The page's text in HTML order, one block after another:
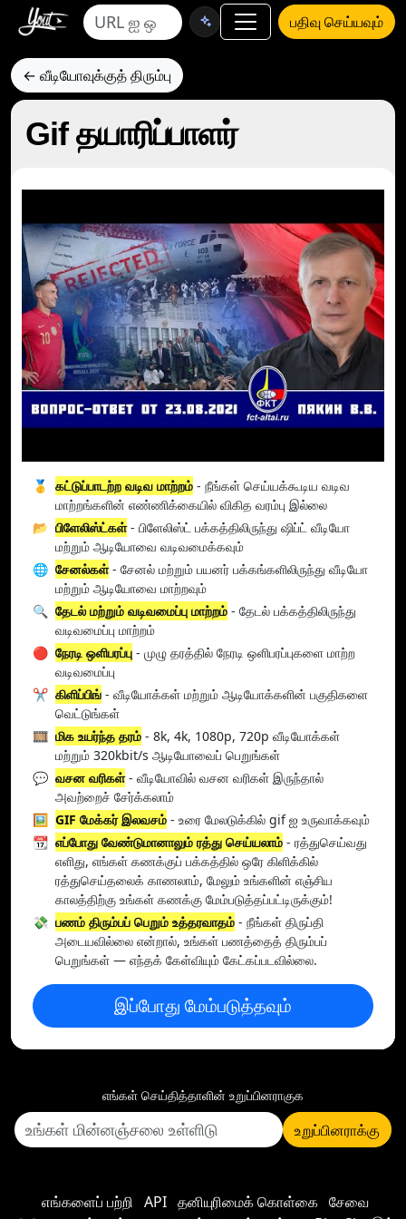
பதிவு செய்யவும்
← வீடியோவுக்குத் திரும்பு
Gif தயாரிப்பாளர்
🥇 கட்டுப்பாடற்ற வடிவ மாற்றம் - நீங்கள் செய்யக்கூடிய வடிவ
மாற்றங்களின் எண்ணிக்கையில் விகித வரம்பு இல்லை
📂 பிளேலிஸ்ட்கள்- பிளேலிஸ்ட் பக்கத்திலிருந்து ஷிப்ட் வீடியோ
மற்றும் ஆடியோவை வடிவமைக்கவும்
🌐 சேனல்கள்- சேனல் மற்றும் பயனர் பக்கங்களிலிருந்து வீடியோ
மற்றும் ஆடியோவை மாற்றவும்
🔍 தேடல் மற்றும் வடிவமைப்பு மாற்றம் - தேடல் பக்கத்திலிருந்து
வடிவமைப்பு மாற்றம்
🔴 நேரடி ஒளிபரப்பு - முழு தரத்தில் நேரடி ஒளிபரப்புகளை மாற்ற
வடிவமைப்பு
✂️ கிளிப்பிங் - வீடியோக்கள் மற்றும் ஆடியோக்களின் பகுதிகளை
வெட்டுங்கள்
🎞️ மிக உயர்ந்த தரம் - 8k, 4k, 1080p, 720p வீடியோக்கள்
மற்றும் 320kbit/s ஆடியோவைப் பெறுங்கள்
💬 வசன வரிகள்- வீடியோவில் வசன வரிகள் இருந்தால்
அவற்றைச் சேர்க்கலாம்
🖼️ GIF மேக்கர் இலவசம் - உரை மேலடுக்கில் gif ஐ உருவாக்கவும்
📆 எப்போது வேண்டுமானாலும் ரத்து செய்யலாம் - ரத்துசெய்வது
எளிது, எங்கள் கணக்குப் பக்கத்தில் ஒரே கிளிக்கில்
ரத்துசெய்தலைக் காணலாம், மேலும் உங்களின் எஞ்சிய
காலத்திற்கு உங்கள் கணக்கு மேம்படுத்தப்பட்டிருக்கும்!
💸 பணம் திரும்பப் பெறும் உத்தரவாதம் - நீங்கள் திருப்தி
அடையவில்லை என்றால், உங்கள் பணத்தைத் திரும்பப்
பெறுங்கள் — எந்தக் கேள்வியும் கேட்கப்படவில்லை.
இப்போது மேம்படுத்தவும்
எங்கள் செய்தித்தாளின் உறுப்பினராகுக
உறுப்பினராக்கு
எங்களைப் பற்றி API தனியுரிமைக் கொள்கை சேவை